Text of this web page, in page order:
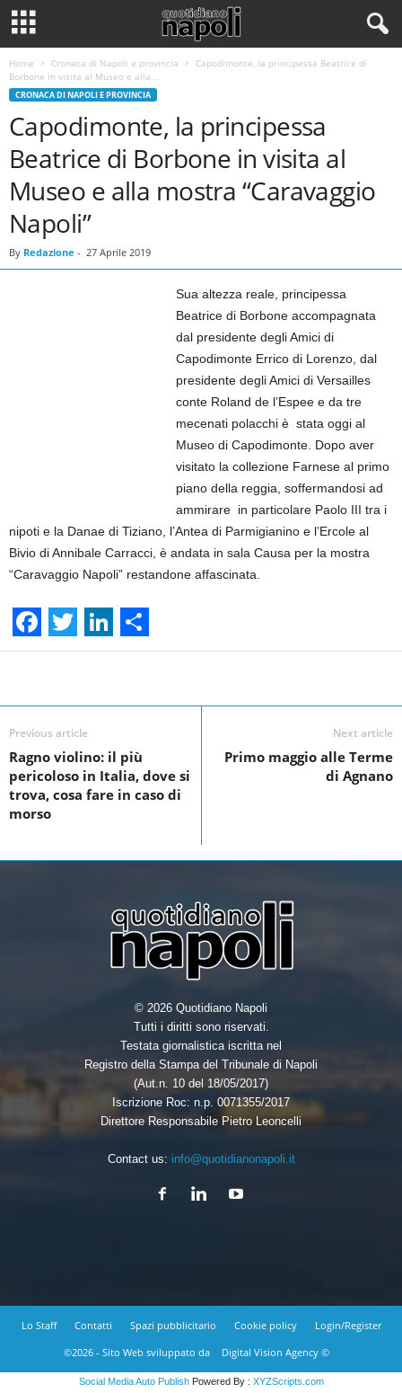
Home Cronaca di Napoli e provincia
Capodimonte, la principessa Beatrice di
Borbone in visita al Museo e alla...
CRONACA DI NAPOLI E PROVINCIA
Capodimonte, la principessa
Beatrice di Borbone in visita al
Museo e alla mostra “Caravaggio
Napoli”
By Redazione - 27 Aprile 2019
Sua altezza reale, principessa
Beatrice di Borbone accompagnata
dal presidente degli Amici di
Capodimonte Errico di Lorenzo, dal
presidente degli Amici di Versailles
conte Roland de l’Espee e da tre
mecenati polacchi è stata oggi al
Museo di Capodimonte. Dopo aver
visitato la collezione Farnese al primo
piano della reggia, soffermandosi ad
ammirare in particolare Paolo III tra i
nipoti e la Danae di Tiziano, l’Antea di Parmigianino e l’Ercole al
Bivio di Annibale Carracci, è andata in sala Causa per la mostra
“Caravaggio Napoli” restandone affascinata.
F
c
e
b
o
o
k
T
i
t
t
e
r
L
n
k
e
d
n
S
a
e
Previous article
Ragno violino: il più
pericoloso in Italia, dove si
trova, cosa fare in caso di
morso
Next article
Primo maggio alle Terme
di Agnano
© 2026 Quotidiano Napoli
Tutti i diritti sono riservati.
Testata giornalistica iscritta nel
Registro della Stampa del Tribunale di Napoli
(Aut.n. 10 del 18/05/2017)
Iscrizione Roc: n.p. 0071355/2017
Direttore Responsabile Pietro Leoncelli
Contact us: info@quotidianonapoli.it
Lo Staff Contatti Spazi pubblicitario Cookie policy
Login/Register
©2026 - Sito Web sviluppato da
Digital Vision Agency ©
Social Media Auto PublishPowered By : XYZScripts.com